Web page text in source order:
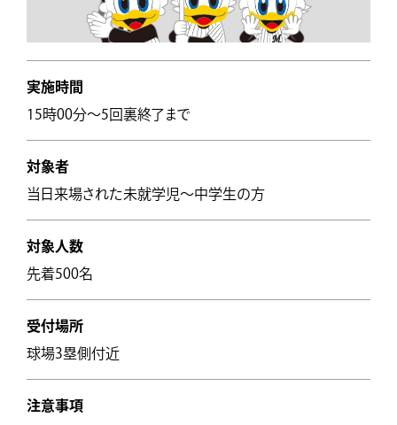
実施時間
15時00分～5回裏終了まで
対象者
当日来場された未就学児～中学生の方
対象人数
先着500名
受付場所
球場3塁側付近
注意事項